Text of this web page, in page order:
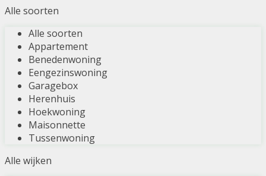
Alle soorten
Alle soorten
Appartement
Benedenwoning
Eengezinswoning
Garagebox
Herenhuis
Hoekwoning
Maisonnette
Tussenwoning
Alle wijken